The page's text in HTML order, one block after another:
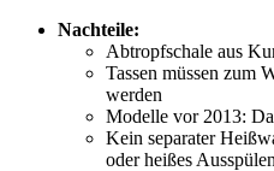
Nachteile:
Abtropfschale aus
Tassen müssen zum
werden
Modelle vor 2013:
Kein separater
oder heißes